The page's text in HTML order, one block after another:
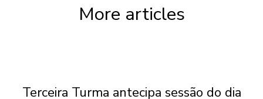
More articles
Terceira Turma antecipa sessão do dia